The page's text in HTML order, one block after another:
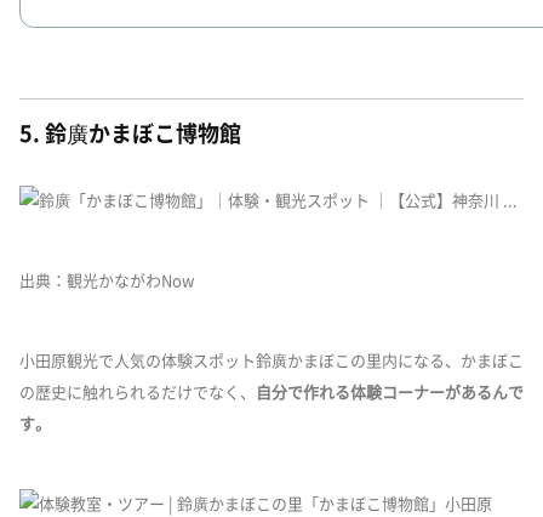
5. 鈴廣かまぼこ博物館
出典：観光かながわNow
小田原観光で人気の体験スポット鈴廣かまぼこの里内になる、かまぼこ
の歴史に触れられるだけでなく、
自分で作れる体験コーナーがあるんで
す。